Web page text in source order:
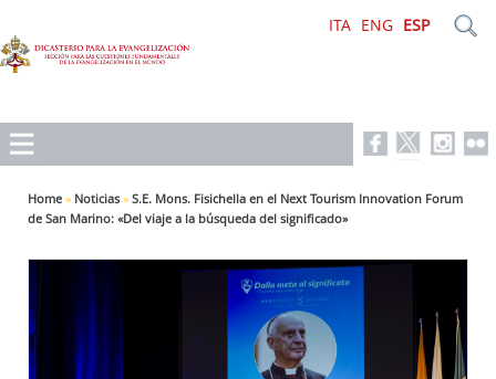
ITA ENG ESP
Home » Noticias » S.E. Mons. Fisichella en el Next Tourism Innovation Forum
de San Marino: «Del viaje a la búsqueda del significado»